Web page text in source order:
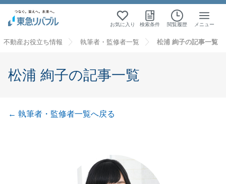
お気に入り 検索条件 閲覧履歴 メニュー
不動産お役立ち情報 執筆者・監修者一覧 松浦 絢子の記事一覧
松浦 絢子の記事一覧
← 執筆者・監修者一覧へ戻る